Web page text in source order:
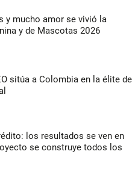
y mucho amor se vivió la
y de Mascotas 2026
sitúa a Colombia en la élite de
los resultados se ven en
se construye todos los